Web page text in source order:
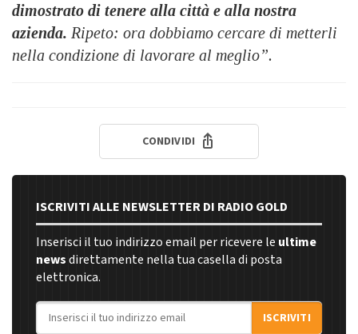
dimostrato di tenere alla città e alla nostra
azienda. Ripeto: ora dobbiamo cercare di metterli
nella condizione di lavorare al meglio”.
CONDIVIDI
ISCRIVITI ALLE NEWSLETTER DI RADIO GOLD
Inserisci il tuo indirizzo email per ricevere le ultime
newsdirettamente nella tua casella di posta
elettronica.
Indirizzo email
ISCRIVITI